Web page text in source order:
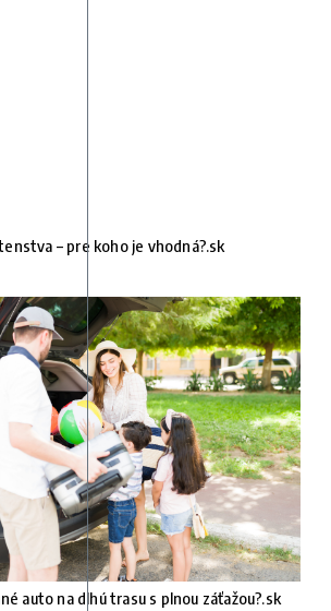
– pre koho je vhodná?.sk
auto na dlhú trasu s plnou záťažou?.sk